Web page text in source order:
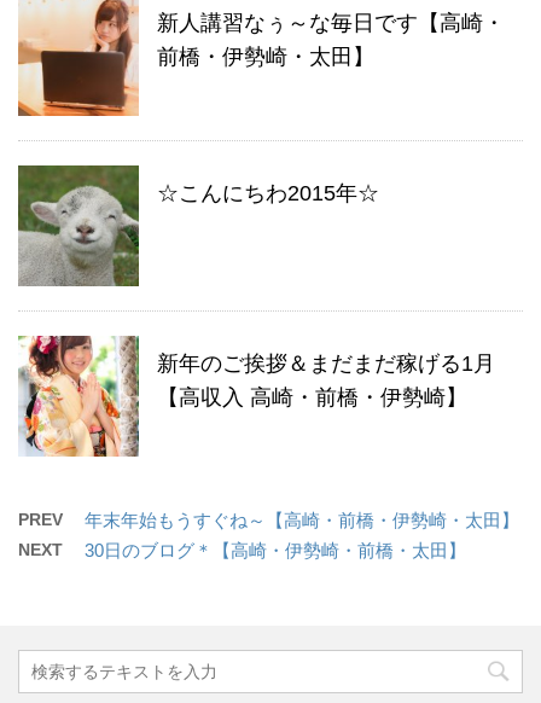
新人講習なぅ～な毎日です【高崎・
前橋・伊勢崎・太田】
☆こんにちわ2015年☆
新年のご挨拶＆まだまだ稼げる1月
【高収入 高崎・前橋・伊勢崎】
PREV 年末年始もうすぐね～【高崎・前橋・伊勢崎・太田】
NEXT 30日のブログ＊【高崎・伊勢崎・前橋・太田】